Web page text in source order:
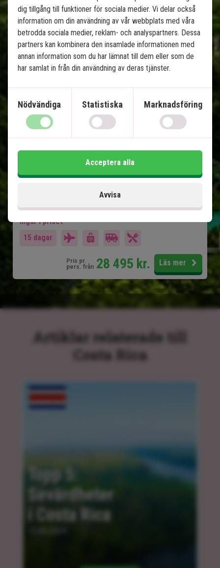
Costa Rica från kust till kust
13 nätter tur och retur
Tortuguero - sköldpaddor och kanaler
Puerto Viejo de Talamanca - karibiska
stränder
Arenal - vulkaner och varma källor
Monteverde - hängbroar och molnskog
Manuel Antonio - stränder och korallrev
Alla transfers ingår
Ingår i priset
15 dagar
Pris pr.
pers. från 28 495 kr. Läs mer
Artiklar relaterade till
Costa Rica
Topp 5:
Sevärdheter
i Costa Rica
dig tillgång till funktioner för sociala medier. Vi delar också
information om din användning av vår webbplats med våra
betrodda sociala medier, reklam- och analyspartners. Dessa
partners kan kombinera den insamlade informationen med
annan information som du har lämnat till dem eller som de
har samlat in från din användning av deras tjänster.
Nödvändiga Statistiska Marknadsföring
Avvisa
Acceptera alla